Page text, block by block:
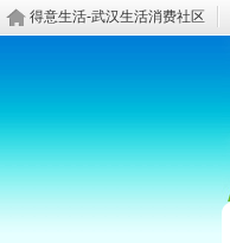
得意生活-武汉生活消费社区